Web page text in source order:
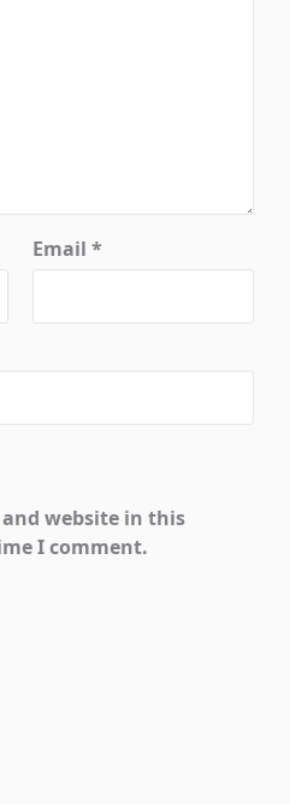
Email *
website in this
I comment.